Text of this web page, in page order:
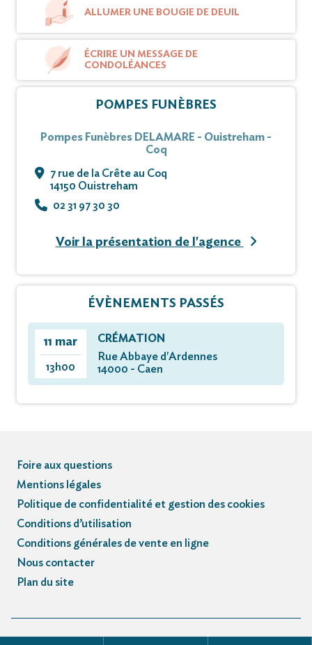
ALLUMER UNE BOUGIE DE DEUIL
ÉCRIRE UN MESSAGE DE
CONDOLÉANCES
POMPES FUNÈBRES
Pompes Funèbres DELAMARE - Ouistreham -
Coq
7 rue de la Crête au Coq
14150 Ouistreham
02 31 97 30 30
Voir la présentation de l'agence
ÉVÈNEMENTS PASSÉS
11 mar
13h00
CRÉMATION
Rue Abbaye d'Ardennes
14000 - Caen
Foire aux questions
Mentions légales
Politique de confidentialité et gestion des cookies
Conditions d’utilisation
Conditions générales de vente en ligne
Nous contacter
Plan du site